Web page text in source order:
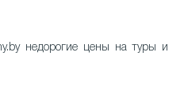
недорогие цены на туры и